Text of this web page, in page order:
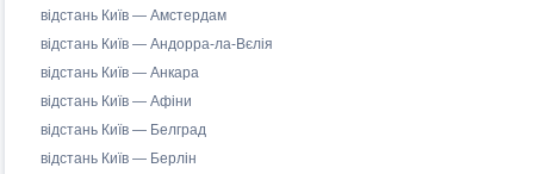
відстань Київ — Амстердам
відстань Київ — Андорра-ла-Вєлія
відстань Київ — Анкара
відстань Київ — Афіни
відстань Київ — Белград
відстань Київ — Берлін